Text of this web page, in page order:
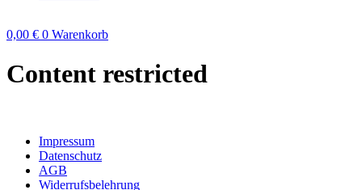
0,00 € 0 Warenkorb
Content restricted
Impressum
Datenschutz
AGB
Widerrufsbelehrung